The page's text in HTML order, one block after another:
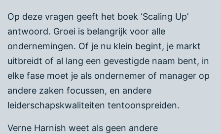
Op deze vragen geeft het boek ‘Scaling Up’
antwoord. Groei is belangrijk voor alle
ondernemingen. Of je nu klein begint, je markt
uitbreidt of al lang een gevestigde naam bent, in
elke fase moet je als ondernemer of manager op
andere zaken focussen, en andere
leiderschapskwaliteiten tentoonspreiden.
Verne Harnish weet als geen andere